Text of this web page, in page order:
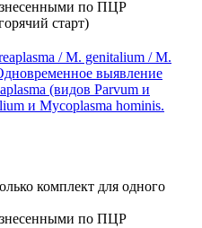
/ M. genitalium / M.
выявление
(видов Parvum и
и Mycoplasma hominis.